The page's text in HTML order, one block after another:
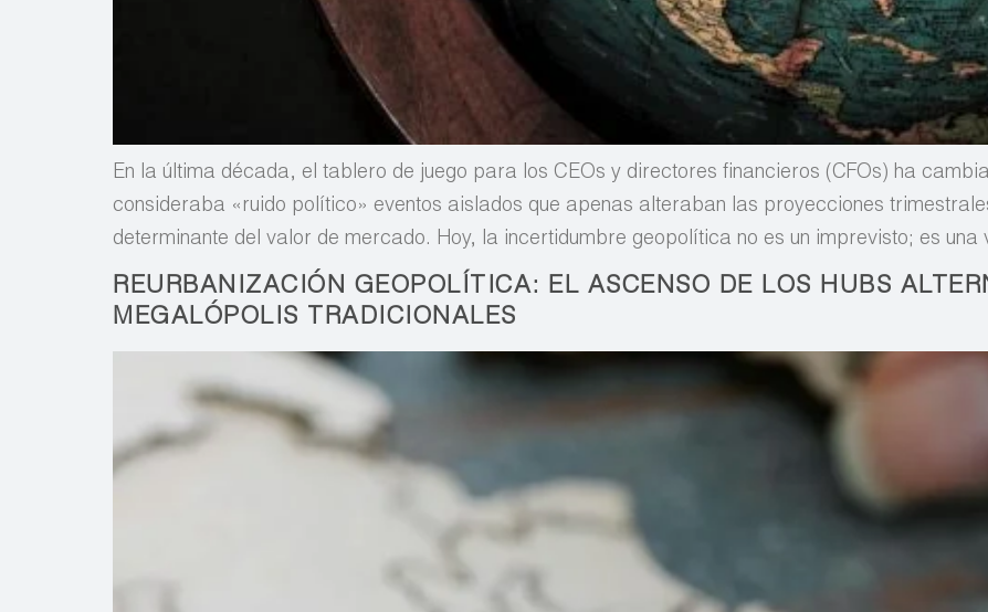
En la última década, el tablero de juego para los CEOs y directores financieros (CFOs) ha
consideraba «ruido político» eventos aislados que apenas alteraban las proyecciones
determinante del valor de mercado. Hoy, la incertidumbre geopolítica no es un imprevisto; es
REURBANIZACIÓN GEOPOLÍTICA: EL ASCENSO DE LOS HUBS
MEGALÓPOLIS TRADICIONALES